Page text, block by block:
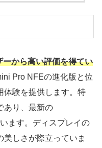
から高い評価を得てい
Pro NFEの進化版と位
体験を提供します。特
あり、最新の
ます。ディスプレイの
しさが際立っていま